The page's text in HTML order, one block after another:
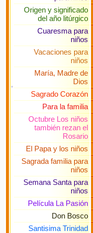
Origen y significado
del año litúrgico
Cuaresma para
niños
Vacaciones para
niños
María, Madre de
Dios
Sagrado Corazón
Para la familia
Octubre Los niños
también rezan el
Rosario
El Papa y los niños
Sagrada familia para
niños
Semana Santa para
niños
Película La Pasión
Don Bosco
Santisima Trinidad
*
*